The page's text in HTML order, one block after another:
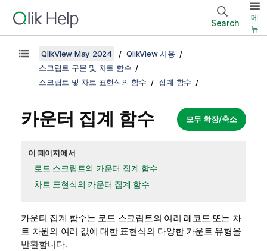
Search
메
뉴
QlikView May 2024
QlikView 사용
스크립트 구문 및 차트 함수
스크립트 및 차트 표현식의 함수
집계 함수
모두 확장/축소
카운터 집계 함수
이 페이지에서
로드 스크립트의 카운터 집계 함수
차트 표현식의 카운터 집계 함수
카운터 집계 함수는 로드 스크립트의 여러 레코드 또는 차
트 차원의 여러 값에 대한 표현식의 다양한 카운트 유형을
반환합니다.